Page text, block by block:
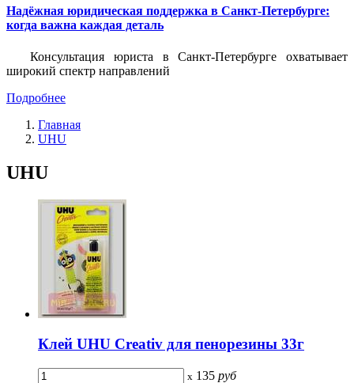
Надёжная юридическая поддержка в Санкт-Петербурге:
когда важна каждая деталь
Консультация юриста в Санкт-Петербурге охватывает
широкий спектр направлений
Подробнее
Главная
UHU
UHU
Клей UHU Creativ для пенорезины 33г
x 135 руб